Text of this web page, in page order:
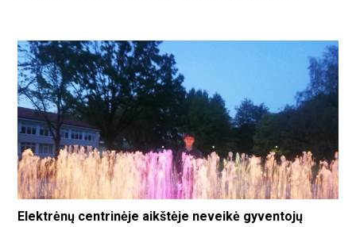
Elektrėnų centrinėje aikštėje neveikė gyventojų